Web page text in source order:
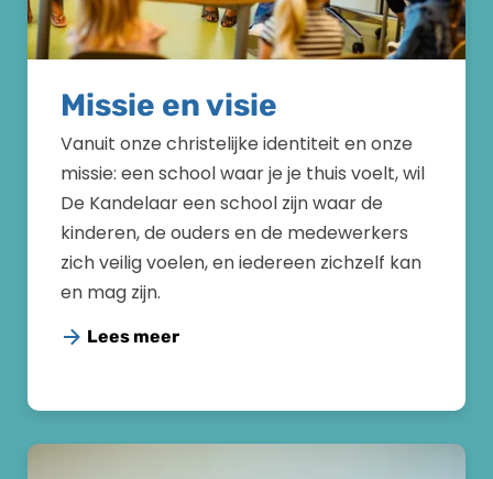
Missie en visie
Vanuit onze christelijke identiteit en onze
missie: een school waar je je thuis voelt, wil
De Kandelaar een school zijn waar de
kinderen, de ouders en de medewerkers
zich veilig voelen, en iedereen zichzelf kan
en mag zijn.
Lees meer